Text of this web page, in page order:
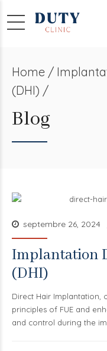
Home
(DHI) /
Blog
septembre 26, 2024
Implantation
(DHI)
Direct Hair Implantation,
principles of FUE and
and control during the